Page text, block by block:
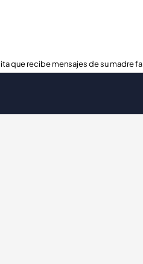
que recibe mensajes de su madre